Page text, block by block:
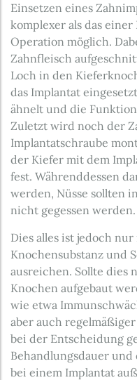
Einsetzen eines
komplexer als das
Operation möglich.
Zahnfleisch
Loch in den
das Implantat
ähnelt und die
Zuletzt wird noch der
Implantatschraube
der Kiefer mit dem
fest. Währenddessen
werden, Nüsse sollten
nicht gegessen werden.
Dies alles ist jedoch
Knochensubstanz und
ausreichen. Sollte dies
Knochen aufgebaut
wie etwa
aber auch
bei der Entscheidung
Behandlungsdauer
bei einem Implantat